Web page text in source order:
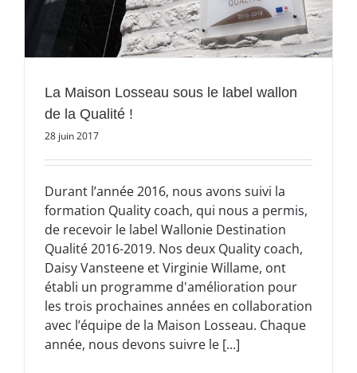
La Maison Losseau sous le label wallon
de la Qualité !
28 juin 2017
Durant l’année 2016, nous avons suivi la
formation Quality coach, qui nous a permis,
de recevoir le label Wallonie Destination
Qualité 2016-2019. Nos deux Quality coach,
Daisy Vansteene et Virginie Willame, ont
établi un programme d'amélioration pour
les trois prochaines années en collaboration
avec l’équipe de la Maison Losseau. Chaque
année, nous devons suivre le [...]